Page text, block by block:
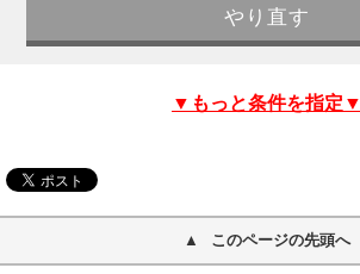
▼もっと条件を指定▼
このページの先頭へ